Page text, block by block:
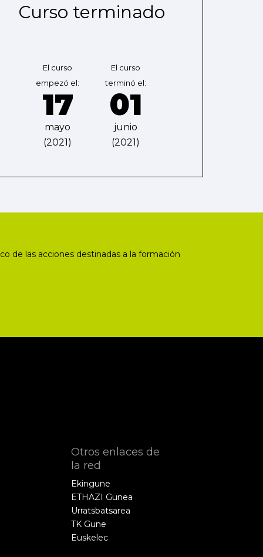
Curso terminado
El curso
empezó el:
17
mayo
(2021)
El curso
terminó el:
01
junio
(2021)
de las acciones destinadas a la formación
Otros enlaces de
la red
Ekingune
ETHAZI Gunea
Urratsbatsarea
TK Gune
Euskelec